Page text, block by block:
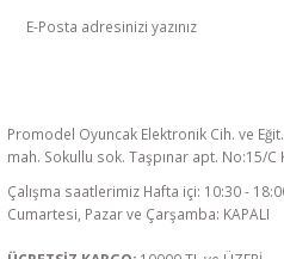
Promodel Oyuncak Elektronik Cih. ve
mah. Sokullu sok. Taşpınar apt. No:15/C
Çalışma saatlerimiz Hafta içi: 10:30 -
Cumartesi, Pazar ve Çarşamba: KAPALI